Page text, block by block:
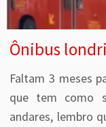
Ônibus
Faltam 3 meses
que tem como
andares, lembro